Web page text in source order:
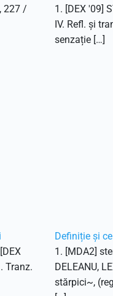
227 /
1. [DEX '09]
IV. Refl. și
senzație […]
Tranz.
Definiție și
1. [MDA2]
DELEANU,
stărpici~,